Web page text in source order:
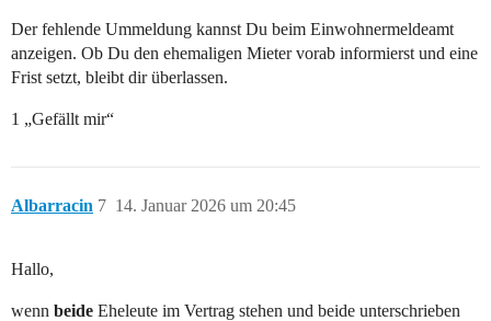
Der fehlende Ummeldung kannst Du beim Einwohnermeldeamt
anzeigen. Ob Du den ehemaligen Mieter vorab informierst und eine
Frist setzt, bleibt dir überlassen.
1 „Gefällt mir“
Albarracin 14. Januar 2026 um 20:45
7
Hallo,
wenn beide Eheleute im Vertrag stehen und beide unterschrieben